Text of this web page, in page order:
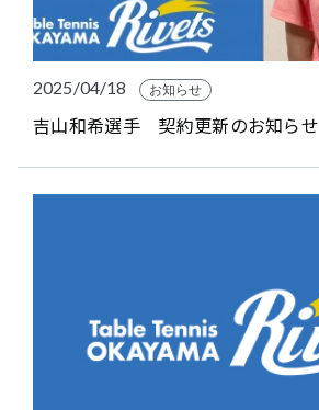
2025/04/18 お知らせ
吉山和希選手 契約更新のお知らせ